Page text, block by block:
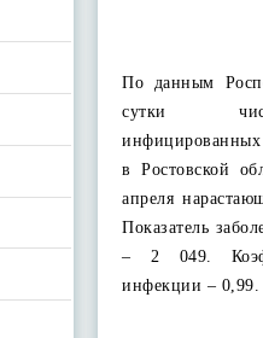
По данным
сутки
инфицированных
в Ростовской
апреля
Показатель
– 2 049.
инфекции –